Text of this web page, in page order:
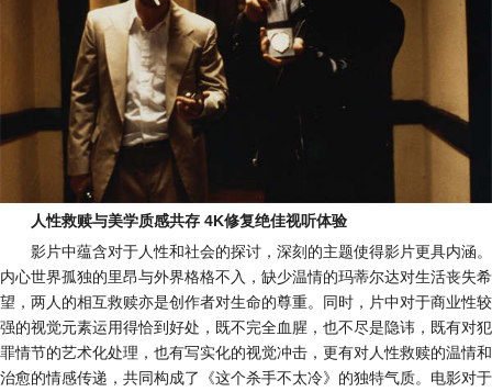
人性救赎与美学质感共存 4K修复绝佳视听体验
影片中蕴含对于人性和社会的探讨，深刻的主题使得影片更具内涵。
内心世界孤独的里昂与外界格格不入，缺少温情的玛蒂尔达对生活丧失希
望，两人的相互救赎亦是创作者对生命的尊重。同时，片中对于商业性较
强的视觉元素运用得恰到好处，既不完全血腥，也不尽是隐讳，既有对犯
罪情节的艺术化处理， 也有写实化的视觉冲击， 更有对人性救赎的温情和
治愈的情感传递 ，共同构成了《这个杀手不太冷》的独特气质。电影对于